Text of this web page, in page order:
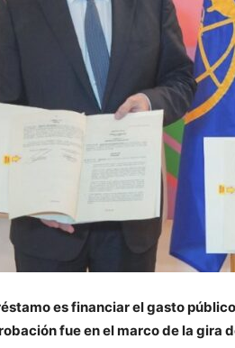
es financiar el gasto
fue en el marco de la gira